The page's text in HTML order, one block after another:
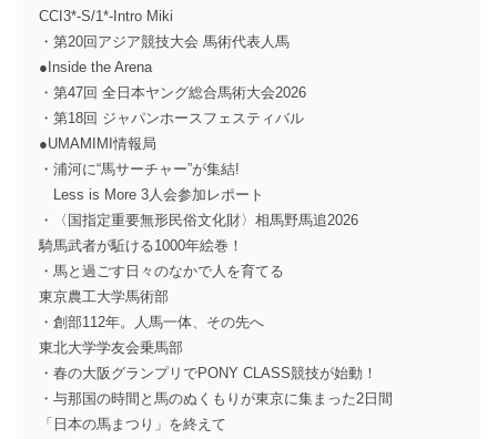
CCI3*-S/1*-Intro Miki
・第20回アジア競技大会 馬術代表人馬
●Inside the Arena
・第47回 全日本ヤング総合馬術大会2026
・第18回 ジャパンホースフェスティバル
●UMAMIMI情報局
・浦河に“馬サーチャー”が集結!
Less is More 3人会参加レポート
・〈国指定重要無形民俗文化財〉相馬野馬追2026
騎馬武者が駈ける1000年絵巻！
・馬と過ごす日々のなかで人を育てる
東京農工大学馬術部
・創部112年。人馬一体、その先へ
東北大学学友会乗馬部
・春の大阪グランプリでPONY CLASS競技が始動！
・与那国の時間と馬のぬくもりが東京に集まった2日間
「日本の馬まつり」を終えて